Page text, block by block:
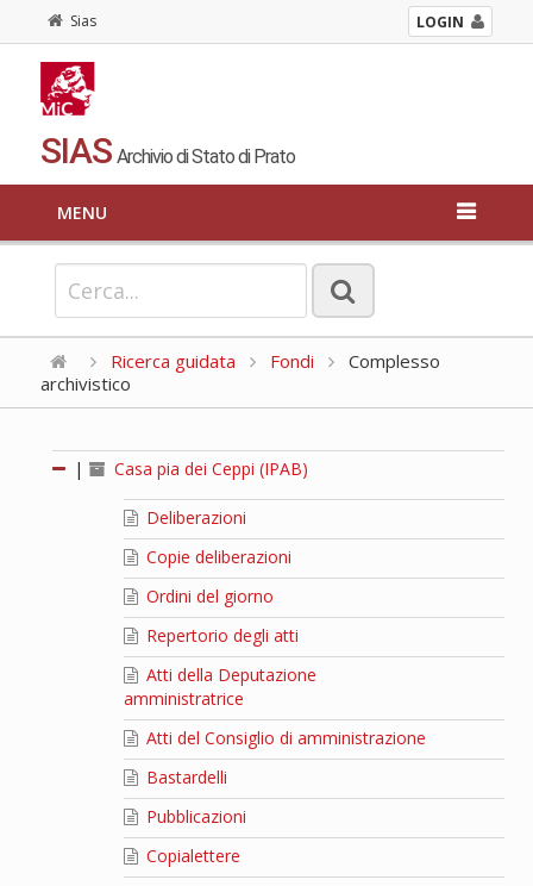
Sias LOGIN
SIAS Archivio di Stato di Prato
MENU
Ricerca guidata Fondi
Complesso
archivistico
| Casa pia dei Ceppi (IPAB)
Deliberazioni
Copie deliberazioni
Ordini del giorno
Repertorio degli atti
Atti della Deputazione
amministratrice
Atti del Consiglio di amministrazione
Bastardelli
Pubblicazioni
Copialettere